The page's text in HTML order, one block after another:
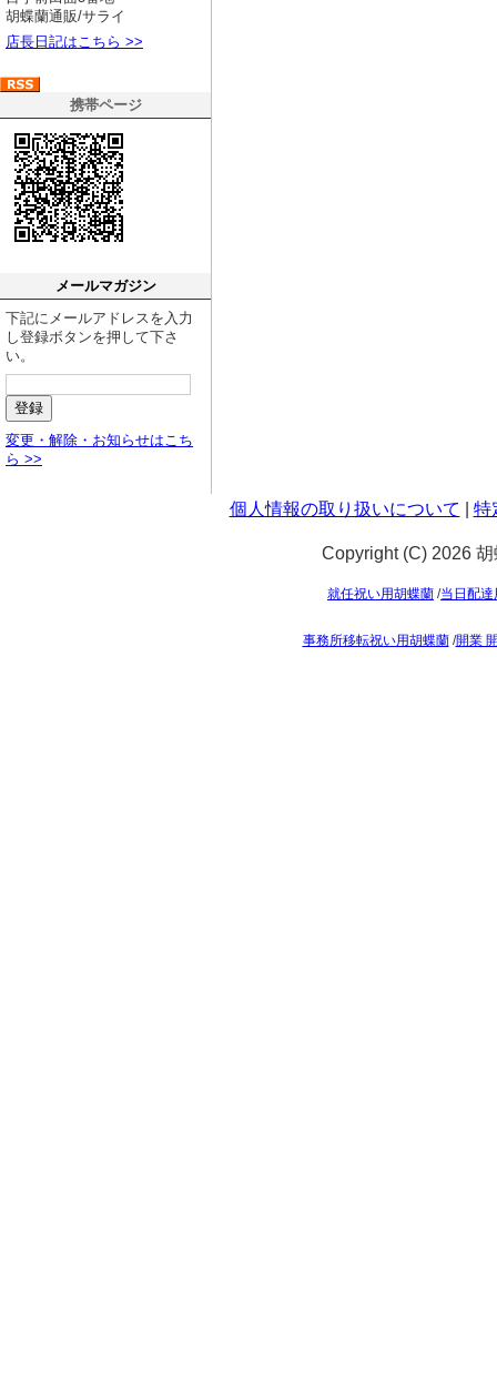
胡蝶蘭通販/サライ
店長日記はこちら >>
携帯ページ
メールマガジン
下記にメールアドレスを入力
し登録ボタンを押して下さ
い。
変更・解除・お知らせはこち
ら >>
個人情報の取り扱いについて 特
Copyright (C) 2026
就任祝い用胡蝶蘭 /当日配達
事務所移転祝い用胡蝶蘭/開業